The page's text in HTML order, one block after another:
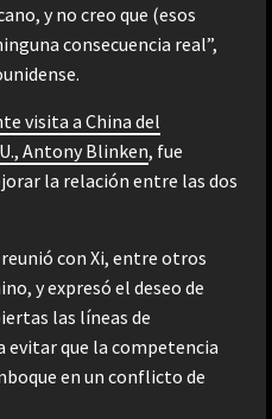
y no creo que (esos
consecuencia real”,
visita a China del
Antony Blinken, fue
la relación entre las dos
con Xi, entre otros
y expresó el deseo de
las líneas de
evitar que la competencia
en un conflicto de